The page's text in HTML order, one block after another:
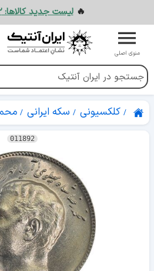
🔥لیست جدید کالاها: ۱۲ مرداد
منوی اصلی
کلکسیونی سکه ایرانی
011892